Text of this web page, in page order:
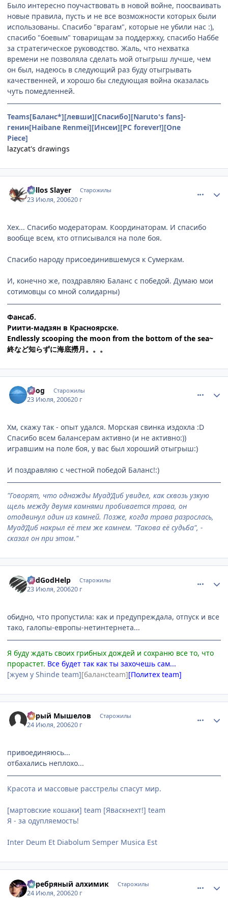
Было интересно поучаствовать в новой войне, поосваивать
новые правила, пусть и не все возможности которых были
использованы. Спасибо "врагам", которые не убили нас :),
спасибо "боевым" товарищам за поддержку, спасибо Наббе
за стратегическое руководство. Жаль, что нехватка
времени не позволяла сделать мой отыгрыш лучше, чем
он был, надеюсь в следующий раз буду отыгрывать
качественней, и хорошо бы следующая война оказалась
чуть помедленней.
Teams[Баланс*][левши][Спасибо][Naruto's fans]-
генин[Haibane Renmei][Инсеи][PC forever!][One
Piece]
lazycat's drawings
Xellos Slayer Старожилы
23 Июля, 200620 г
Хех... Спасибо модераторам. Координаторам. И спасибо
вообще всем, кто отписывался на поле боя.
Спасибо народу присоединившемуся к Сумеркам.
И, конечно же, поздравляю Баланс с победой. Думаю мои
сотимовцы со мной солидарны)
Фансаб.
Риити-мадзян в Красноярске.
Endlessly scooping the moon from the bottom of the sea~
終など知らずに海底撈月。。。
Azog Старожилы
23 Июля, 200620 г
Хм, скажу так - опыт удался. Морская свинка издохла :D
Спасибо всем балансерам активно (и не активно:))
игравшим на поле боя, у вас был хороший отыгрыш:)
И поздравляю с честной победой Баланс!:)
"Говорят, что однажды Муад’Диб увидел, как сквозь узкую
щель между двумя камнями пробивается трава, он
отодвинул один из камней. Позже, когда трава разрослась,
Муад’Диб накрыл её тем же камнем. "Такова её судьба", -
сказал он при этом."
RedGodHelp Старожилы
23 Июля, 200620 г
обидно, что пропустила: как и предупреждала, отпуск и все
тако, галопы-европы-нетинтернета...
Я буду ждать своих грибных дождей и сохраню все то, что
прорастет. Все будет так как ты захочешь сам...
[жуем у Shinde team][балансteam][Политех team]
Серый Мышелов Старожилы
24 Июля, 200620 г
привоединяюсь...
отбахались неплохо...
Красота и массовые расстрелы спасут мир.
[мартовские кошаки] team [Яваскнехт!] team
Я - за одупляемость!
Inter Deum Et Diabolum Semper Musica Est
Серебряный алхимик Старожилы
24 Июля, 200620 г